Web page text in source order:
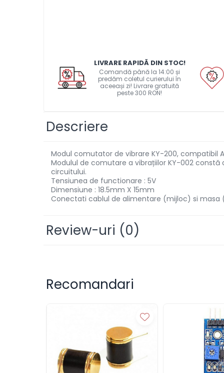
Module balansare
acumulatori
Arduino si ESP32
Placi dezvoltare
Module atasabile Arduino
Module Wireless
pentru Arduino
Ecrane LCD, TFT, OLED
Variatoare turatie motoare
Alimentatoare AC-DC
Convertoare DC-DC
LIVRARE RAPIDĂ DIN STOC!
Comandă până la 14:00 și
predăm coletul curierului în
aceeași zi! Livrare gratuită
peste 300 RON!
Descriere
Modul comutator de vibrare KY-200, compatibil
Modulul de comutare a vibrațiilor KY-002
circuitului.
Tensiunea de functionare : 5V
Dimensiune : 18.5mm X 15mm
Conectati cablul de alimentare (mijloc) si masa
Review-uri (0)
Recomandari